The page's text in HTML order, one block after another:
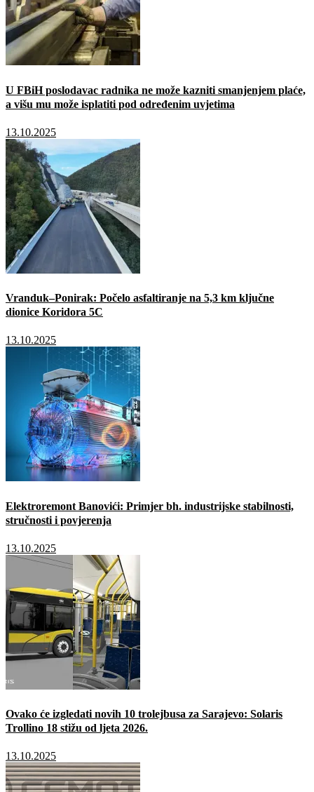
U FBiH poslodavac radnika ne može kazniti smanjenjem plaće,
a višu mu može isplatiti pod određenim uvjetima
13.10.2025
Vranduk–Ponirak: Počelo asfaltiranje na 5,3 km ključne
dionice Koridora 5C
13.10.2025
Elektroremont Banovići: Primjer bh. industrijske stabilnosti,
stručnosti i povjerenja
13.10.2025
Ovako će izgledati novih 10 trolejbusa za Sarajevo: Solaris
Trollino 18 stižu od ljeta 2026.
13.10.2025